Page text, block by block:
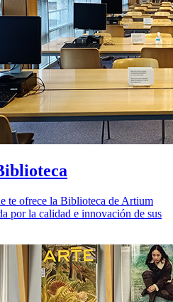
te ofrece la Biblioteca de Artium
por la calidad e innovación de sus